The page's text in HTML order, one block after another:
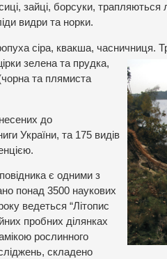
зайці, борсуки, трапляються
видри та норки.
сіра, квакша, часничниця.
зелена та прудка,
та плямиста
до
України, та 175 видів
є одними з
понад 3500 наукових
ведеться “Літопис
пробних ділянках
рослинного
складено